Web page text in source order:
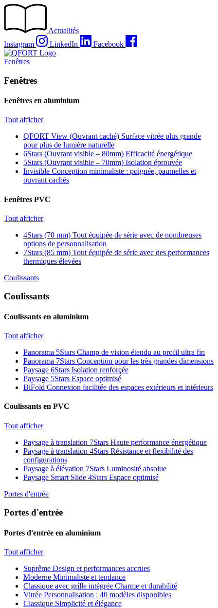
Passer
Actualités
Instagram
LinkedIn Facebook
Fenêtres
Fenêtres
Fenêtres en aluminium
Tout afficher
QFORT View (Ouvrant caché) Surface vitrée plus grande
pour plus de lumière naturelle
6Stars (Ouvrant visible – 80mm) Efficacité énergétique
5Stars (Ouvrant visible – 70mm) Isolation éprouvée
Invisible Conception minimaliste : poignée, paumelles et
ouvrant cachés
Fenêtres PVC
Tout afficher
4Stars (70 mm) Tout équipée de série avec de nombreuses
options de personnalisation
7Stars (85 mm) Tout équipée de série avec des performances
thermiques élevées
Coulissants
Coulissants
Coulissants en aluminium
Tout afficher
Panorama 5Stars Champ de vision étendu au profil ultra fin
Panorama 7Stars Conception pour les très grandes dimensions
Paysage 6Stars Isolation renforçée
Paysage 5Stars Espace optimisé
BiFold Connexion facilitée des espaces extérieurs et intérieurs
Coulissants en PVC
Tout afficher
Paysage à translation 7Stars Haute performance énergétique
Paysage à translation 4Stars Résistance et flexibilité des
configurations
Paysage à élévation 7Stars Luminosité absolue
Paysage Smart Slide 4Stars Espace optimisé
Portes d'entrée
Portes d'entrée
Portes d'entrée en aluminium
Tout afficher
Suprême Design et performances accrues
Moderne Minimaliste et tendance
Classique avec grille intégrée Charme et durabilité
Vitrée Personnalisation : 40 modèles disponibles
Classique Simplicité et élégance